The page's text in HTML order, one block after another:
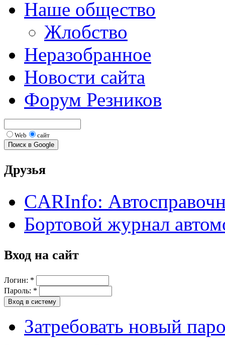
Наше общество
Жлобство
Неразобранное
Новости сайта
Форум Резников
Web сайт
Друзья
CARInfo:
Бортовой журнал
Вход на сайт
Логин: *
Пароль: *
Затребовать новый